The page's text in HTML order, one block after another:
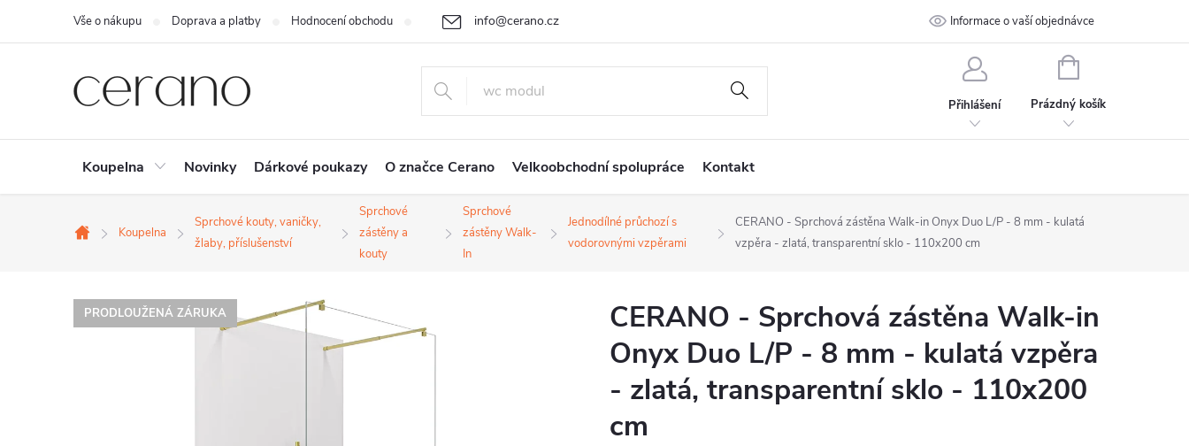
+420 226 400 232
info@cerano.cz
Vše o nákupu Doprava a platby Hodnocení obchodu Cenová nabídka na míru Ochrana osobních údajů Kontakt
Informace o vaší objednávce
Přihlášení
NÁKUPNÍ
Prázdný košík
Koupelna Novinky Dárkové poukazy O značce Cerano Velkoobchodní spolupráce Kontakt
Domů
Koupelna
Sprchové kouty, vaničky,
žlaby, příslušenství
Sprchové
zástěny a
kouty
Sprchové
zástěny Walk-
In
Jednodílné průchozí s
vodorovnými vzpěrami
CERANO - Sprchová zástěna Walk-in Onyx Duo L/P - 8 mm - kulatá
vzpěra - zlatá, transparentní sklo - 110x200 cm
PRODLOUŽENÁ ZÁRUKA
CERANO - Sprchová zástěna Walk-in
Onyx Duo L/P - 8 mm - kulatá vzpěra
- zlatá, transparentní sklo - 110x200
cm